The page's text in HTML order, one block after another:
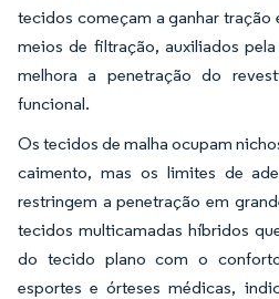
tecidos começam a ganhar tração
meios de filtração, auxiliados
melhora a penetração do
funcional.
Os tecidos de malha ocupam
caimento, mas os limites de
restringem a penetração em
tecidos multicamadas híbridos
do tecido plano com o
esportes e órteses médicas,